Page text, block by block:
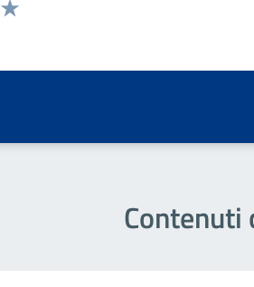
Valuta 2 stelle su 5
Contenuti